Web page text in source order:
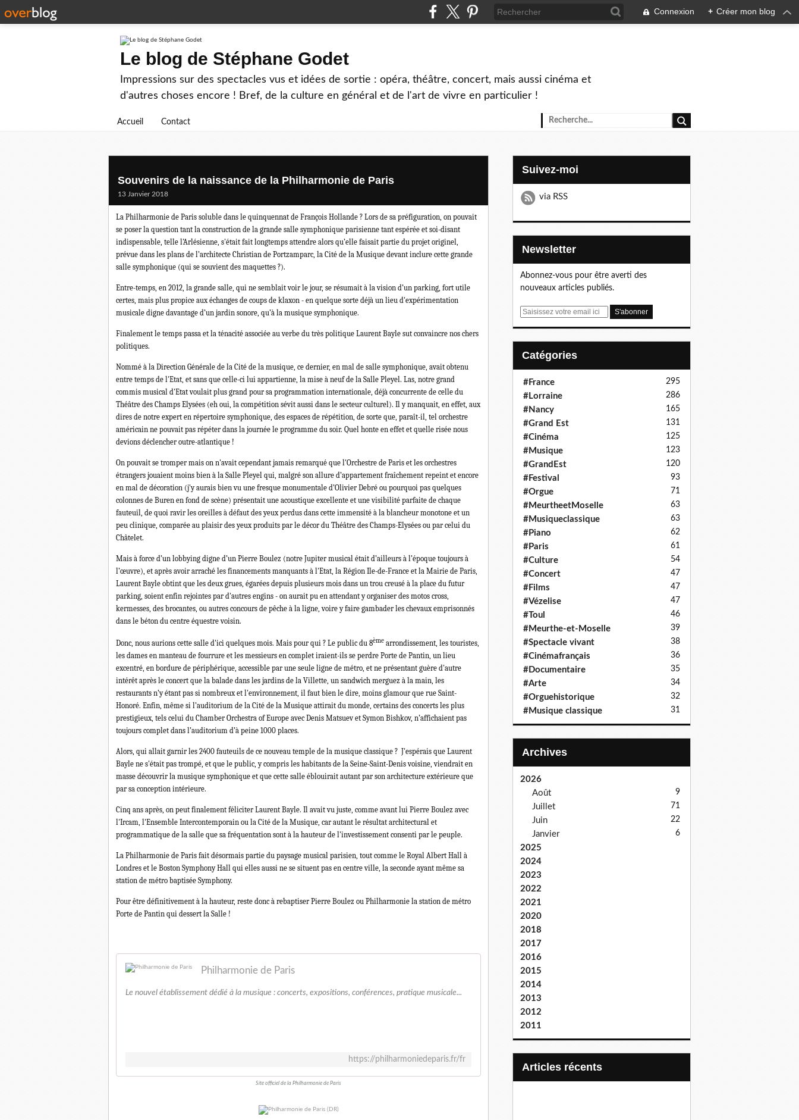
Connexion + Créer mon blog
Le blog de Stéphane Godet
Impressions sur des spectacles vus et idées de sortie : opéra, théâtre, concert, mais aussi cinéma et
d'autres choses encore ! Bref, de la culture en général et de l'art de vivre en particulier !
Accueil Contact
Souvenirs de la naissance de la Philharmonie de Paris
13 Janvier 2018
La Philharmonie de Paris soluble dans le quinquennat de François Hollande ? Lors de sa préfiguration, on pouvait
se poser la question tant la construction de la grande salle symphonique parisienne tant espérée et soi-disant
indispensable, telle l'Arlésienne, s'était fait longtemps attendre alors qu’elle faisait partie du projet originel,
prévue dans les plans de l’architecte Christian de Portzamparc, la Cité de la Musique devant inclure cette grande
salle symphonique (qui se souvient des maquettes ?).
Entre-temps, en 2012, la grande salle, qui ne semblait voir le jour, se résumait à la vision d’un parking, fort utile
certes, mais plus propice aux échanges de coups de klaxon - en quelque sorte déjà un lieu d'expérimentation
musicale digne davantage d’un jardin sonore, qu’à la musique symphonique.
Finalement le temps passa et la ténacité associée au verbe du très politique Laurent Bayle sut convaincre nos chers
politiques.
Nommé à la Direction Générale de la Cité de la musique, ce dernier, en mal de salle symphonique, avait obtenu
entre temps de l'Etat, et sans que celle-ci lui appartienne, la mise à neuf de la Salle Pleyel. Las, notre grand
commis musical d'Etat voulait plus grand pour sa programmation internationale, déjà concurrente de celle du
Théâtre des Champs Elysées (eh oui, la compétition sévit aussi dans le secteur culturel). Il y manquait, en effet, aux
dires de notre expert en répertoire symphonique, des espaces de répétition, de sorte que, paraît-il, tel orchestre
américain ne pouvait pas répéter dans la journée le programme du soir. Quel honte en effet et quelle risée nous
devions déclencher outre-atlantique !
On pouvait se tromper mais on n'avait cependant jamais remarqué que l'Orchestre de Paris et les orchestres
étrangers jouaient moins bien à la Salle Pleyel qui, malgré son allure d’appartement fraîchement repeint et encore
en mal de décoration (j'y aurais bien vu une fresque monumentale d’Olivier Debré ou pourquoi pas quelques
colonnes de Buren en fond de scène) présentait une acoustique excellente et une visibilité parfaite de chaque
fauteuil, de quoi ravir les oreilles à défaut des yeux perdus dans cette immensité à la blancheur monotone et un
peu clinique, comparée au plaisir des yeux produits par le décor du Théâtre des Champs-Elysées ou par celui du
Châtelet.
Mais à force d’un lobbying digne d’un Pierre Boulez (notre Jupiter musical était d’ailleurs à l’époque toujours à
l’œuvre), et après avoir arraché les financements manquants à l'Etat, la Région Ile-de-France et la Mairie de Paris,
Laurent Bayle obtint que les deux grues, égarées depuis plusieurs mois dans un trou creusé à la place du futur
parking, soient enfin rejointes par d'autres engins - on aurait pu en attendant y organiser des motos cross,
kermesses, des brocantes, ou autres concours de pêche à la ligne, voire y faire gambader les chevaux emprisonnés
dans le béton du centre équestre voisin.
Donc, nous aurions cette salle d'ici quelques mois. Mais pour qui ? Le public du 8ème arrondissement, les touristes,
les dames en manteau de fourrure et les messieurs en complet iraient-ils se perdre Porte de Pantin, un lieu
excentré, en bordure de périphérique, accessible par une seule ligne de métro, et ne présentant guère d'autre
intérêt après le concert que la balade dans les jardins de la Villette, un sandwich merguez à la main, les
restaurants n’y étant pas si nombreux et l'environnement, il faut bien le dire, moins glamour que rue Saint-
Honoré. Enfin, même si l’auditorium de la Cité de la Musique attirait du monde, certains des concerts les plus
prestigieux, tels celui du Chamber Orchestra of Europe avec Denis Matsuev et Symon Bishkov, n’affichaient pas
toujours complet dans l’auditorium d’à peine 1000 places.
Alors, qui allait garnir les 2400 fauteuils de ce nouveau temple de la musique classique ? J'espérais que Laurent
Bayle ne s'était pas trompé, et que le public, y compris les habitants de la Seine-Saint-Denis voisine, viendrait en
masse découvrir la musique symphonique et que cette salle éblouirait autant par son architecture extérieure que
par sa conception intérieure.
Cinq ans après, on peut finalement féliciter Laurent Bayle. Il avait vu juste, comme avant lui Pierre Boulez avec
l'Ircam, l'Ensemble Intercontemporain ou la Cité de la Musique, car autant le résultat architectural et
programmatique de la salle que sa fréquentation sont à la hauteur de l'investissement consenti par le peuple.
La Philharmonie de Paris fait désormais partie du paysage musical parisien, tout comme le Royal Albert Hall à
Londres et le Boston Symphony Hall qui elles aussi ne se situent pas en centre ville, la seconde ayant même sa
station de métro baptisée Symphony.
Pour être définitivement à la hauteur, reste donc à rebaptiser Pierre Boulez ou Philharmonie la station de métro
Porte de Pantin qui dessert la Salle !
Philharmonie de Paris
Le nouvel établissement dédié à la musique : concerts, expositions, conférences, pratique musicale...
https://philharmoniedeparis.fr/fr
Site officiel de la Philharmonie de Paris
Suivez-moi
via RSS
Newsletter
Abonnez-vous pour être averti des
nouveaux articles publiés.
E
Catégories
#France 295
#Lorraine 286
#Nancy 165
#Grand Est 131
#Cinéma 125
#Musique 123
#GrandEst 120
#Festival 93
#Orgue 71
#MeurtheetMoselle 63
#Musiqueclassique 63
#Piano 62
#Paris 61
#Culture 54
#Concert 47
#Films 47
#Vézelise 47
#Toul 46
#Meurthe-et-Moselle 39
#Spectacle vivant 38
#Cinémafrançais 36
#Documentaire 35
#Arte 34
#Orguehistorique 32
#Musique classique 31
Archives
2026
Août
9
Juillet 71
Juin 22
Janvier 6
2025
2024
2023
2022
2021
2020
2018
2017
2016
2015
2014
2013
2012
2011
articles récents